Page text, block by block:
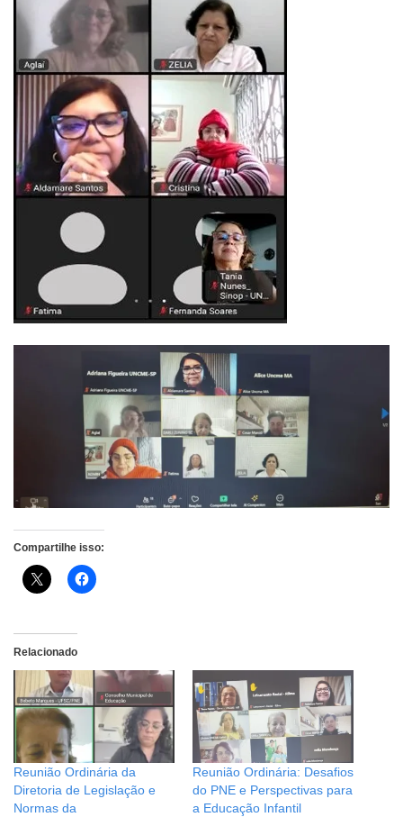
Compartilhe isso:
Relacionado
Reunião Ordinária da
Diretoria de Legislação e
Normas da
Reunião Ordinária: Desafios
do PNE e Perspectivas para
a Educação Infantil